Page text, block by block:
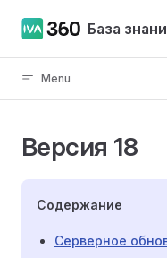
Skip to contentБаза
Menu
Версия 18
Содержание
Серверное